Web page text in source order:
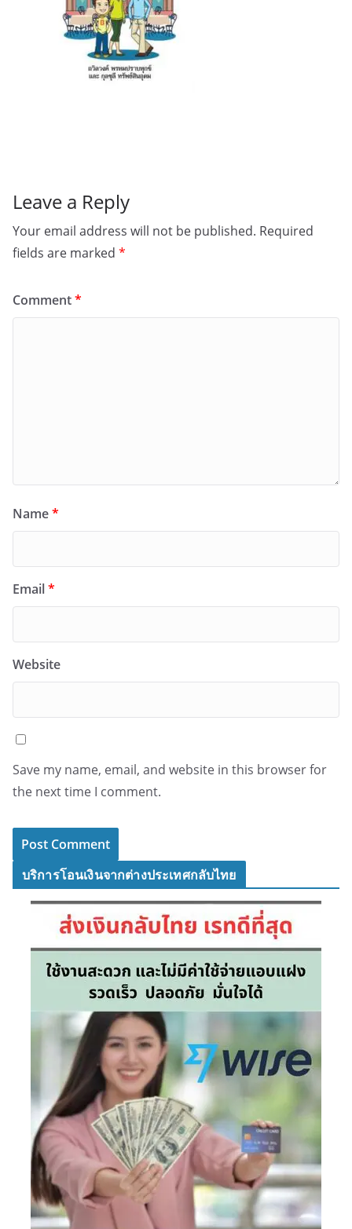
Leave a Reply
Your email address will not be published. Required
fields are marked *
Comment*
Name*
Email*
Website
Save my name, email, and website in this browser for
the next time I comment.
บริการโอนเงินจากต่างประเทศกลับไทย